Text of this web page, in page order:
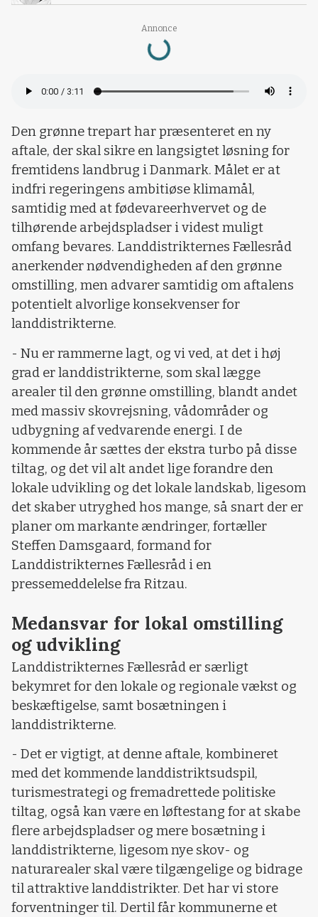
Annonce
Loading...
Den grønne trepart har præsenteret en ny
aftale, der skal sikre en langsigtet løsning for
fremtidens landbrug i Danmark. Målet er at
indfri regeringens ambitiøse klimamål,
samtidig med at fødevareerhvervet og de
tilhørende arbejdspladser i videst muligt
omfang bevares. Landdistrikternes Fællesråd
anerkender nødvendigheden af den grønne
omstilling, men advarer samtidig om aftalens
potentielt alvorlige konsekvenser for
landdistrikterne.
- Nu er rammerne lagt, og vi ved, at det i høj
grad er landdistrikterne, som skal lægge
arealer til den grønne omstilling, blandt andet
med massiv skovrejsning, vådområder og
udbygning af vedvarende energi. I de
kommende år sættes der ekstra turbo på disse
tiltag, og det vil alt andet lige forandre den
lokale udvikling og det lokale landskab, ligesom
det skaber utryghed hos mange, så snart der er
planer om markante ændringer, fortæller
Steffen Damsgaard, formand for
Landdistrikternes Fællesråd i en
pressemeddelelse fra Ritzau.
Medansvar for lokal omstilling
og udvikling
Landdistrikternes Fællesråd er særligt
bekymret for den lokale og regionale vækst og
beskæftigelse, samt bosætningen i
landdistrikterne.
- Det er vigtigt, at denne aftale, kombineret
med det kommende landdistriktsudspil,
turismestrategi og fremadrettede politiske
tiltag, også kan være en løftestang for at skabe
flere arbejdspladser og mere bosætning i
landdistrikterne, ligesom nye skov- og
naturarealer skal være tilgængelige og bidrage
til attraktive landdistrikter. Det har vi store
forventninger til. Dertil får kommunerne et